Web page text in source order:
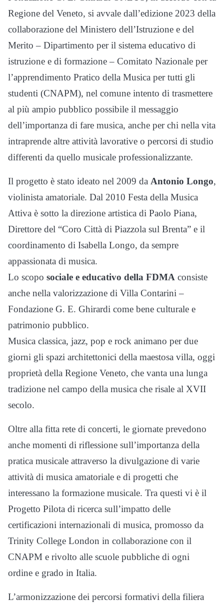
Regione del Veneto, si avvale dall’edizione 2023 della
collaborazione del Ministero dell’Istruzione e del
Merito – Dipartimento per il sistema educativo di
istruzione e di formazione – Comitato Nazionale per
l’apprendimento Pratico della Musica per tutti gli
studenti (CNAPM), nel comune intento di trasmettere
al più ampio pubblico possibile il messaggio
dell’importanza di fare musica, anche per chi nella vita
intraprende altre attività lavorative o percorsi di studio
differenti da quello musicale professionalizzante.
Il progetto è stato ideato nel 2009 da Antonio Longo,
violinista amatoriale. Dal 2010 Festa della Musica
Attiva è sotto la direzione artistica di Paolo Piana,
Direttore del “Coro Città di Piazzola sul Brenta” e il
coordinamento di Isabella Longo, da sempre
appassionata di musica.
Lo scopo sociale e educativo della FDMA consiste
anche nella valorizzazione di Villa Contarini –
Fondazione G. E. Ghirardi come bene culturale e
patrimonio pubblico.
Musica classica, jazz, pop e rock animano per due
giorni gli spazi architettonici della maestosa villa, oggi
proprietà della Regione Veneto, che vanta una lunga
tradizione nel campo della musica che risale al XVII
secolo.
Oltre alla fitta rete di concerti, le giornate prevedono
anche momenti di riflessione sull’importanza della
pratica musicale attraverso la divulgazione di varie
attività di musica amatoriale e di progetti che
interessano la formazione musicale. Tra questi vi è il
Progetto Pilota di ricerca sull’impatto delle
certificazioni internazionali di musica, promosso da
Trinity College London in collaborazione con il
CNAPM e rivolto alle scuole pubbliche di ogni
ordine e grado in Italia.
L’armonizzazione dei percorsi formativi della filiera